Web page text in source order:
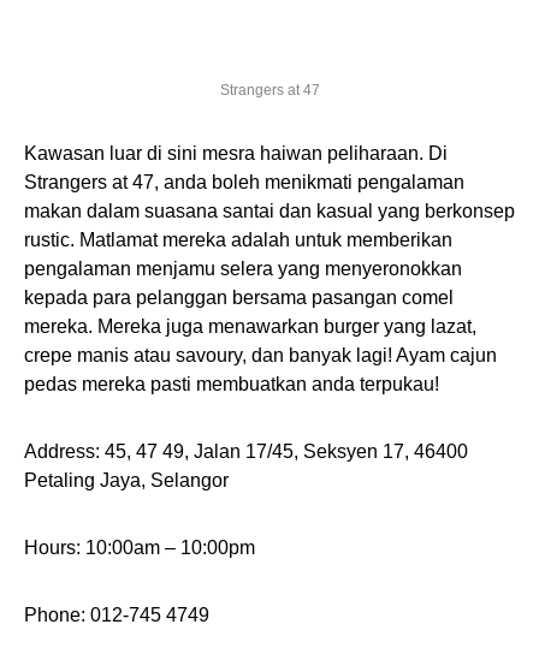
Strangers at 47
Kawasan luar di sini mesra haiwan peliharaan. Di
Strangers at 47, anda boleh menikmati pengalaman
makan dalam suasana santai dan kasual yang berkonsep
rustic. Matlamat mereka adalah untuk memberikan
pengalaman menjamu selera yang menyeronokkan
kepada para pelanggan bersama pasangan comel
mereka. Mereka juga menawarkan burger yang lazat,
crepe manis atau savoury, dan banyak lagi! Ayam cajun
pedas mereka pasti membuatkan anda terpukau!
Address: 45, 47 49, Jalan 17/45, Seksyen 17, 46400
Petaling Jaya, Selangor
Hours: 10:00am – 10:00pm
Phone: 012-745 4749